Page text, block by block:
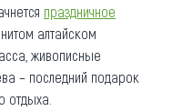
праздничное
алтайском
живописные
– последний подарок
отдыха.